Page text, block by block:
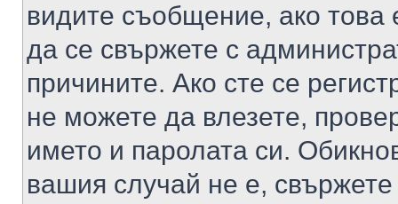
видите съобщение, ако това
да се свържете с
причините. Ако сте се
не можете да влезете,
името и паролата си.
вашия случай не е,